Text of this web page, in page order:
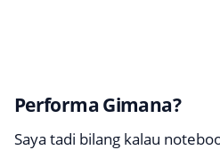
Performa Gimana?
Saya tadi bilang kalau